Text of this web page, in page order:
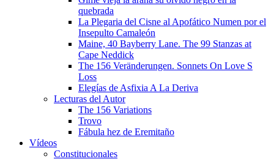
quebrada
La Plegaria del Cisne al Apofático Numen por el
Insepulto Camaleón
Maine, 40 Bayberry Lane. The 99 Stanzas at
Cape Neddick
The 156 Veränderungen. Sonnets On Love S
Loss
Elegías de Asfixia A La Deriva
Lecturas del Autor
The 156 Variations
Trovo
Fábula hez de Eremitaño
Vídeos
Constitucionales